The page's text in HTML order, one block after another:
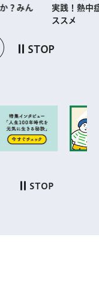
表示 次のスライドを
STOP
？みん
実践！熱中
ススメ
示 次のスライドを表
STOP